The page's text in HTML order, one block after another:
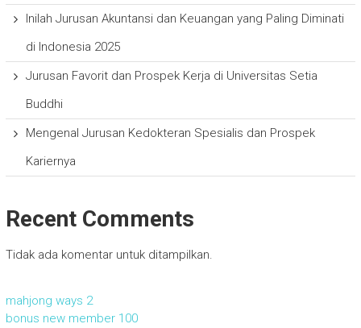
Inilah Jurusan Akuntansi dan Keuangan yang Paling Diminati
di Indonesia 2025
Jurusan Favorit dan Prospek Kerja di Universitas Setia
Buddhi
Mengenal Jurusan Kedokteran Spesialis dan Prospek
Kariernya
Recent Comments
Tidak ada komentar untuk ditampilkan.
mahjong ways 2
bonus new member 100